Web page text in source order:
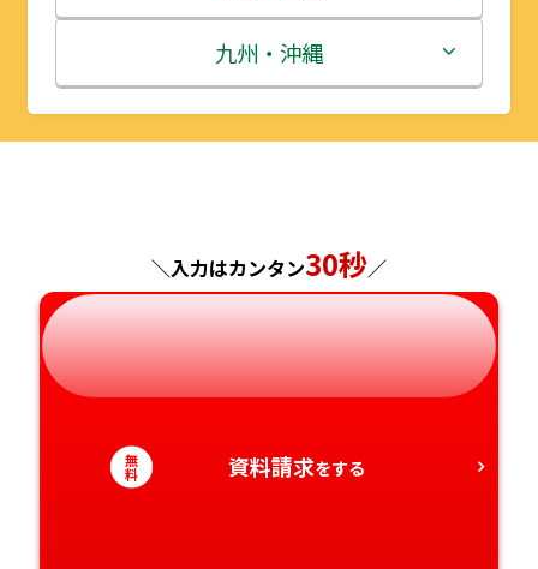
秋田県
山形県
埼玉県
千葉県
石川県
福井県
岐阜県
静岡県
滋賀県
京都府
奈良県
和歌山県
鳥取県
島根県
山口県
徳島県
香川県
九州・沖縄
福岡県
熊本県
大分県
宮崎県
＼入力はカンタン30秒／
無
料 資料請求をする